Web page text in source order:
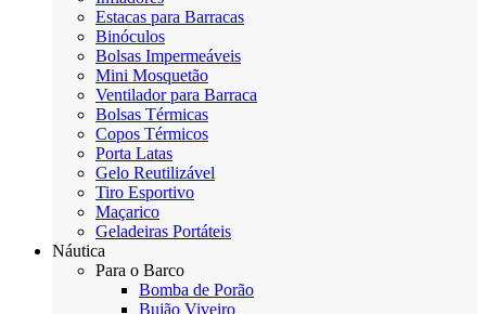
Estacas para Barracas
Binóculos
Bolsas Impermeáveis
Mini Mosquetão
Ventilador para Barraca
Bolsas Térmicas
Copos Térmicos
Porta Latas
Gelo Reutilizável
Tiro Esportivo
Maçarico
Geladeiras Portáteis
Náutica
Para o Barco
Bomba de Porão
Bujão Viveiro